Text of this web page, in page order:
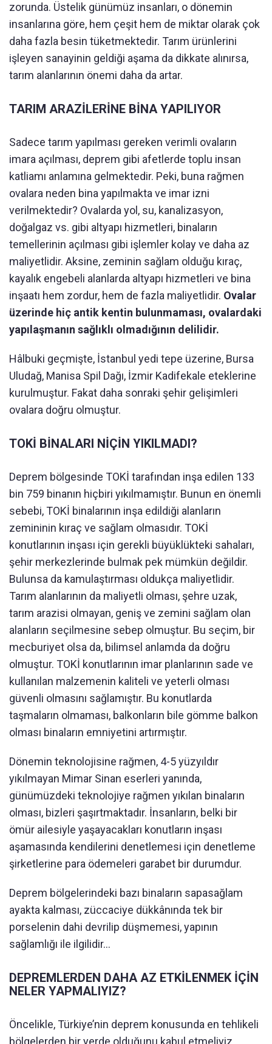
zorunda. Üstelik günümüz insanları, o dönemin
insanlarına göre, hem çeşit hem de miktar olarak çok
daha fazla besin tüketmektedir. Tarım ürünlerini
işleyen sanayinin geldiği aşama da dikkate alınırsa,
tarım alanlarının önemi daha da artar.
TARIM ARAZİLERİNE BİNA YAPILIYOR
Sadece tarım yapılması gereken verimli ovaların
imara açılması, deprem gibi afetlerde toplu insan
katliamı anlamına gelmektedir. Peki, buna rağmen
ovalara neden bina yapılmakta ve imar izni
verilmektedir? Ovalarda yol, su, kanalizasyon,
doğalgaz vs. gibi altyapı hizmetleri, binaların
temellerinin açılması gibi işlemler kolay ve daha az
maliyetlidir. Aksine, zeminin sağlam olduğu kıraç,
kayalık engebeli alanlarda altyapı hizmetleri ve bina
inşaatı hem zordur, hem de fazla maliyetlidir. Ovalar
üzerinde hiç antik kentin bulunmaması, ovalardaki
yapılaşmanın sağlıklı olmadığının delilidir.
Hâlbuki geçmişte, İstanbul yedi tepe üzerine, Bursa
Uludağ, Manisa Spil Dağı, İzmir Kadifekale eteklerine
kurulmuştur. Fakat daha sonraki şehir gelişimleri
ovalara doğru olmuştur.
TOKİ BİNALARI NİÇİN YIKILMADI?
Deprem bölgesinde TOKİ tarafından inşa edilen 133
bin 759 binanın hiçbiri yıkılmamıştır. Bunun en önemli
sebebi, TOKİ binalarının inşa edildiği alanların
zemininin kıraç ve sağlam olmasıdır. TOKİ
konutlarının inşası için gerekli büyüklükteki sahaları,
şehir merkezlerinde bulmak pek mümkün değildir.
Bulunsa da kamulaştırması oldukça maliyetlidir.
Tarım alanlarının da maliyetli olması, şehre uzak,
tarım arazisi olmayan, geniş ve zemini sağlam olan
alanların seçilmesine sebep olmuştur. Bu seçim, bir
mecburiyet olsa da, bilimsel anlamda da doğru
olmuştur. TOKİ konutlarının imar planlarının sade ve
kullanılan malzemenin kaliteli ve yeterli olması
güvenli olmasını sağlamıştır. Bu konutlarda
taşmaların olmaması, balkonların bile gömme balkon
olması binaların emniyetini artırmıştır.
Dönemin teknolojisine rağmen, 4-5 yüzyıldır
yıkılmayan Mimar Sinan eserleri yanında,
günümüzdeki teknolojiye rağmen yıkılan binaların
olması, bizleri şaşırtmaktadır. İnsanların, belki bir
ömür ailesiyle yaşayacakları konutların inşası
aşamasında kendilerini denetlemesi için denetleme
şirketlerine para ödemeleri garabet bir durumdur.
Deprem bölgelerindeki bazı binaların sapasağlam
ayakta kalması, züccaciye dükkânında tek bir
porselenin dahi devrilip düşmemesi, yapının
sağlamlığı ile ilgilidir…
DEPREMLERDEN DAHA AZ ETKİLENMEK İÇİN
NELER YAPMALIYIZ?
Öncelikle, Türkiye’nin deprem konusunda en tehlikeli
bölgelerden bir yerde olduğunu kabul etmeliyiz.